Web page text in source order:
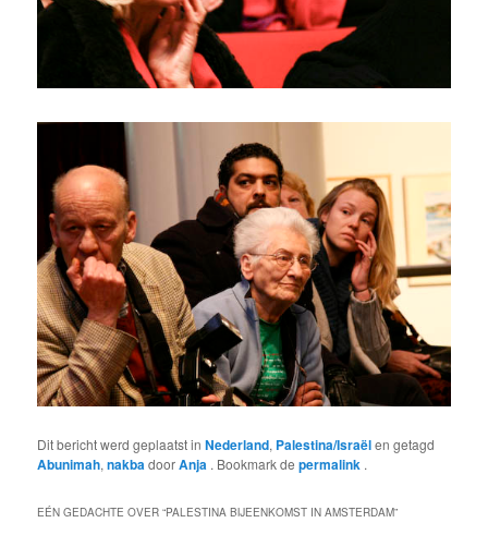
Dit bericht werd geplaatst inNederland, Palestina/Israëlen getagd
Abunimah,nakbadoorAnja . Bookmark depermalink .
EÉN GEDACHTE OVER “PALESTINA BIJEENKOMST IN AMSTERDAM”